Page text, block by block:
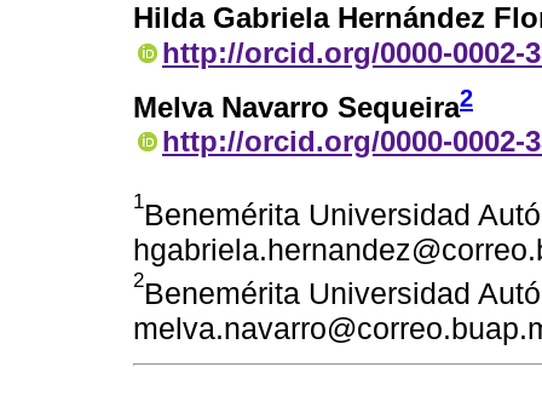
Hilda Gabriela Hernández
http://orcid.org/0000-0002-
Melva Navarro Sequeira2
http://orcid.org/0000-0002-
1Benemérita Universidad
2Benemérita Universidad